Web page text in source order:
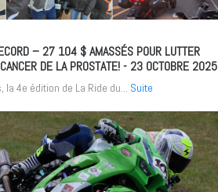
– 27 104 $ AMASSÉS POUR LUTTER
DE LA PROSTATE!- 23 OCTOBRE 2025
la 4e édition de La Ride du... Suite